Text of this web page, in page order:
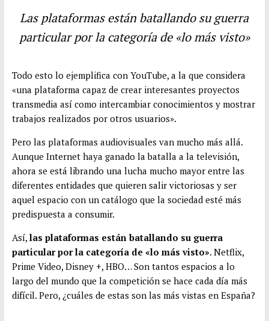
Las plataformas están batallando su guerra
particular por la categoría de «lo más visto»
Todo esto lo ejemplifica con YouTube, a la que considera
«una plataforma capaz de crear interesantes proyectos
transmedia así como intercambiar conocimientos y mostrar
trabajos realizados por otros usuarios».
Pero las plataformas audiovisuales van mucho más allá.
Aunque Internet haya ganado la batalla a la televisión,
ahora se está librando una lucha mucho mayor entre las
diferentes entidades que quieren salir victoriosas y ser
aquel espacio con un catálogo que la sociedad esté más
predispuesta a consumir.
Así, las plataformas están batallando su guerra
particular por la categoría de «lo más visto». Netflix,
Prime Video, Disney +, HBO… Son tantos espacios a lo
largo del mundo que la competición se hace cada día más
difícil. Pero, ¿cuáles de estas son las más vistas en España?